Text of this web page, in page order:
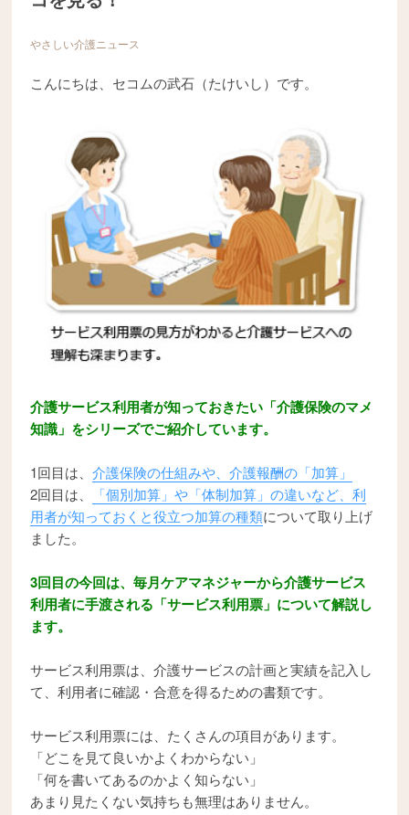
やさしい介護ニュース
こんにちは、セコムの武石（たけいし）です。
介護サービス利用者が知っておきたい「介護保険のマメ
知識」をシリーズでご紹介しています。
1回目は、介護保険の仕組みや、介護報酬の「加算」
2回目は、
「個別加算」や「体制加算」の違いなど、利
用者が知っておくと役立つ加算の種類について取り上げ
ました。
3回目の今回は、毎月ケアマネジャーから介護サービス
利用者に手渡される「サービス利用票」について解説し
ます。
サービス利用票は、介護サービスの計画と実績を記入し
て、利用者に確認・合意を得るための書類です。
サービス利用票には、たくさんの項目があります。
「どこを見て良いかよくわからない」
「何を書いてあるのかよく知らない」
あまり見たくない気持ちも無理はありません。